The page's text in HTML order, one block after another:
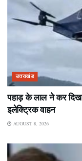
उत्तराखंड
पहाड़ के लाल ने कर
इलेक्ट्रिक वाहन
AUGUST 8, 2026